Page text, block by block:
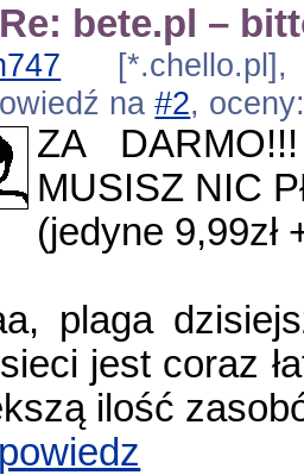
Re: bete.pl –
na#2,
ZA
MUSISZ NIC
(jedyne 9,99zł
plaga
jest coraz
ilość